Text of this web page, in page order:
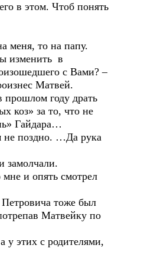
в этом. Чтоб понять
меня, то на папу.
изменить в
с Вами? –
Матвей.
году драть
коз» за то, что не
Гайдара…
поздно. …Да рука
замолчали.
и опять смотрел
тоже был
Матвейку по
этих с родителями,